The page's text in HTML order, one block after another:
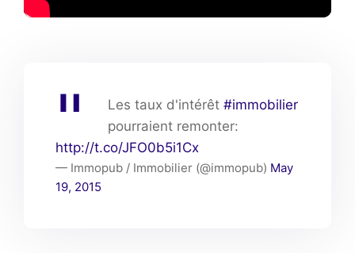
Les taux d'intérêt #immobilier
pourraient remonter:
http://t.co/JFO0b5i1Cx
— Immopub / Immobilier (@immopub) May
19, 2015